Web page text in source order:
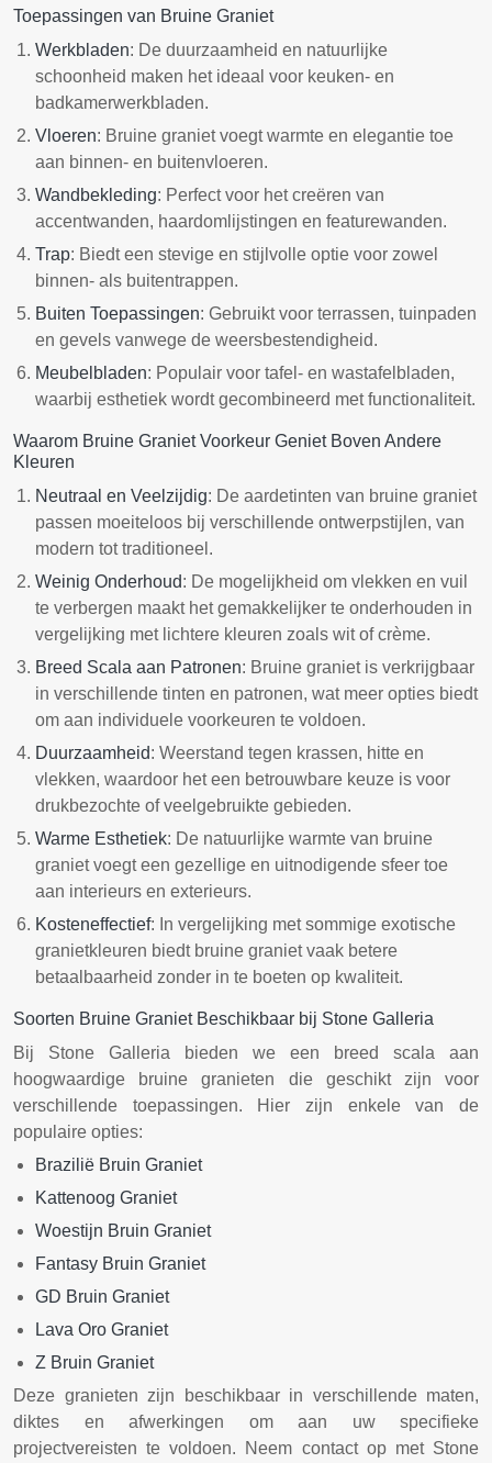
Toepassingen van Bruine Graniet
Werkbladen: De duurzaamheid en natuurlijke
schoonheid maken het ideaal voor keuken- en
badkamerwerkbladen.
Vloeren: Bruine graniet voegt warmte en elegantie toe
aan binnen- en buitenvloeren.
Wandbekleding: Perfect voor het creëren van
accentwanden, haardomlijstingen en featurewanden.
Trap: Biedt een stevige en stijlvolle optie voor zowel
binnen- als buitentrappen.
Buiten Toepassingen: Gebruikt voor terrassen, tuinpaden
en gevels vanwege de weersbestendigheid.
Meubelbladen: Populair voor tafel- en wastafelbladen,
waarbij esthetiek wordt gecombineerd met functionaliteit.
Waarom Bruine Graniet Voorkeur Geniet Boven Andere
Kleuren
Neutraal en Veelzijdig: De aardetinten van bruine graniet
passen moeiteloos bij verschillende ontwerpstijlen, van
modern tot traditioneel.
Weinig Onderhoud: De mogelijkheid om vlekken en vuil
te verbergen maakt het gemakkelijker te onderhouden in
vergelijking met lichtere kleuren zoals wit of crème.
Breed Scala aan Patronen: Bruine graniet is verkrijgbaar
in verschillende tinten en patronen, wat meer opties biedt
om aan individuele voorkeuren te voldoen.
Duurzaamheid: Weerstand tegen krassen, hitte en
vlekken, waardoor het een betrouwbare keuze is voor
drukbezochte of veelgebruikte gebieden.
Warme Esthetiek: De natuurlijke warmte van bruine
graniet voegt een gezellige en uitnodigende sfeer toe
aan interieurs en exterieurs.
Kosteneffectief: In vergelijking met sommige exotische
granietkleuren biedt bruine graniet vaak betere
betaalbaarheid zonder in te boeten op kwaliteit.
Soorten Bruine Graniet Beschikbaar bij Stone Galleria
Bij Stone Galleria bieden we een breed scala aan
hoogwaardige bruine granieten die geschikt zijn voor
verschillende toepassingen. Hier zijn enkele van de
populaire opties:
Brazilië Bruin Graniet
Kattenoog Graniet
Woestijn Bruin Graniet
Fantasy Bruin Graniet
GD Bruin Graniet
Lava Oro Graniet
Z Bruin Graniet
Deze granieten zijn beschikbaar in verschillende maten,
diktes en afwerkingen om aan uw specifieke
projectvereisten te voldoen. Neem contact op met Stone